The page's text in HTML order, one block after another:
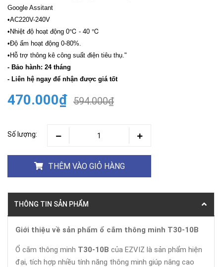
Google Assitant
•AC220V-240V
•Nhiệt độ hoạt động 0℃ - 40 ℃
•Độ ẩm hoạt động 0-80%.
•Hỗ trợ thông kê công suất điện tiêu thụ."
- Bảo hành: 24 tháng
- Liên hệ ngay để nhận được giá tốt
470.000₫ 594.000₫
Số lượng:
THÊM VÀO GIỎ HÀNG
THÔNG TIN SẢN PHẨM
Giới thiệu về sản phẩm ổ cắm thông minh T30-10B
Ổ cắm thông minh T30-10B của EZVIZ là sản phẩm hiện
đại, tích hợp nhiều tính năng thông minh giúp nâng cao